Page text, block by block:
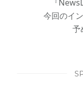
『
今回のイ
予